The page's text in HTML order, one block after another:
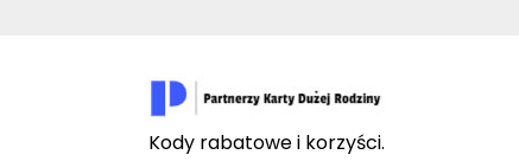
Kody rabatowe i korzyści.